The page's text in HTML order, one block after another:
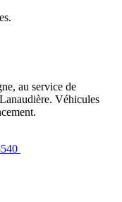
au service de
Véhicules